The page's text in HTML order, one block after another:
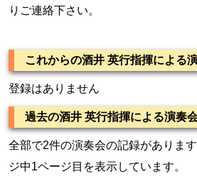
りご連絡下さい。
これからの酒井 英行指揮による
登録はありません
過去の酒井 英行指揮による演奏
全部で2件の演奏会の記録がありま
ジ中1ページ目を表示しています。